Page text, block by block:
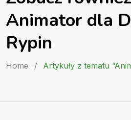
Animator dla
Rypin
Home / Artykuły z tematu